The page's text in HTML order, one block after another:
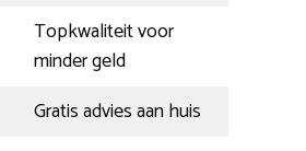
Topkwaliteit voor
minder geld
Gratis advies aan huis